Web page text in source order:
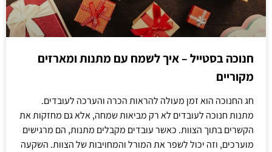
חנוכה בסטייל – איך לשמח עם מתנות ומארזים
מקוריים
חג החנוכה הוא זמן מעולה להראות הכרה והערכה לעובדים.
מתנות חנוכה לעובדים לא רק מביאות שמחה, אלא גם מחזקות את
הקשרים בתוך הצוות. כאשר עובדים מקבלים מתנות, הם מרגישים
מוערכים, וזה יכול לשפר את המורל והמחויבות של הצוות. השקעה